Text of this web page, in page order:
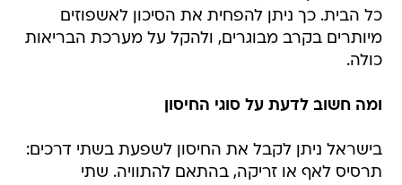
כל הבית. כך ניתן להפחית את הסיכון לאשפוזים
מיותרים בקרב מבוגרים, ולהקל על מערכת הבריאות
כולה.
ומה חשוב לדעת על סוגי החיסון
בישראל ניתן לקבל את החיסון לשפעת בשתי דרכים:
תרסיס לאף או זריקה, בהתאם להתוויה. שתי